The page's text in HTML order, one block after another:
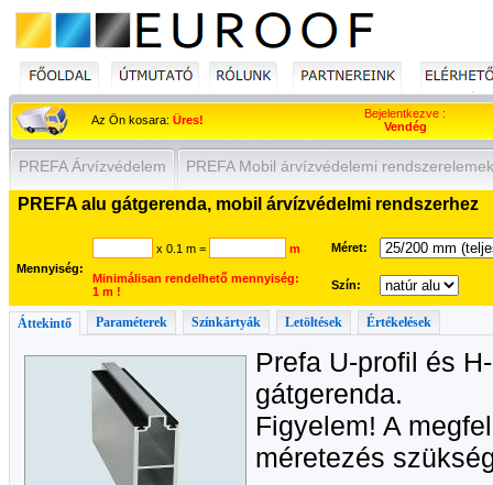
Az Ön kosara: Üres!
Bejelentkezve :
Vendég
PREFA Árvízvédelem PREFA Mobil árvízvédelemi rendszerelemek
PREFA alu gátgerenda, mobil árvízvédelmi rendszerhez
Mennyiség:
x 0.1 m = m Méret:
Minimálisan rendelhető mennyiség:
1 m !
Szín:
Áttekintő Paraméterek Színkártyák Letöltések Értékelések
Prefa U-profil és
gátgerenda.
Figyelem! A
méretezés